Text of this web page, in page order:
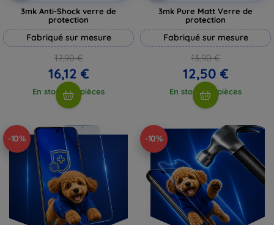
3mk Anti-Shock verre de
protection
Fabriqué sur mesure
17,90 €
16,12 €
En stock > 5 pièces
3mk Pure Matt Verre de
protection
Fabriqué sur mesure
13,90 €
12,50 €
En stock > 5 pièces
-10% -10%